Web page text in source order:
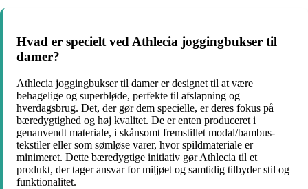
Hvad er specielt ved Athlecia joggingbukser til
damer?
Athlecia joggingbukser til damer er designet til at være
behagelige og superbløde, perfekte til afslapning og
hverdagsbrug. Det, der gør dem specielle, er deres fokus på
bæredygtighed og høj kvalitet. De er enten produceret i
genanvendt materiale, i skånsomt fremstillet modal/bambus-
tekstiler eller som sømløse varer, hvor spildmateriale er
minimeret. Dette bæredygtige initiativ gør Athlecia til et
produkt, der tager ansvar for miljøet og samtidig tilbyder stil og
funktionalitet.